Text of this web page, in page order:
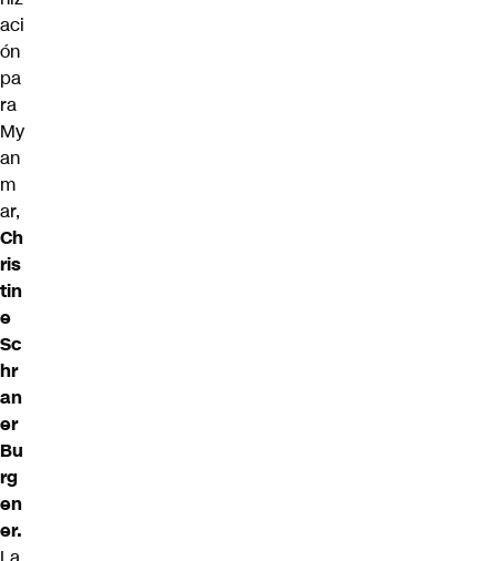
aci
ón
pa
ra
My
an
m
ar,
Ch
ris
tin
e
Sc
hr
an
er
Bu
rg
en
er.